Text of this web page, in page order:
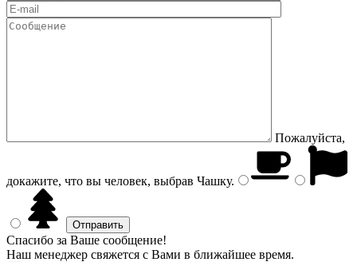
Пожалуйста,
докажите, что вы человек, выбрав Чашку.
Спасибо за Ваше сообщение!
Наш менеджер свяжется с Вами в ближайшее время.